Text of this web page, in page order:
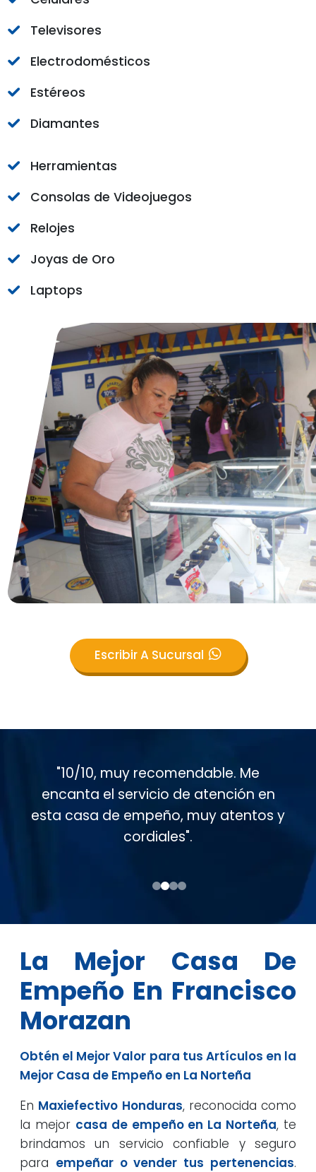
Televisores
Electrodomésticos
Estéreos
Diamantes
Herramientas
Consolas de Videojuegos
Relojes
Joyas de Oro
Laptops
Escribir A Sucursal
"Muy buen servicio al cliente en esta
casa de empeño, muy atentos
conmigo. Soy cliente desde hace casi
15 años".
La Mejor Casa De
Empeño En Francisco
Morazan
Obtén el Mejor Valor para tus Artículos en la
Mejor Casa de Empeño en La Norteña
En Maxiefectivo Honduras, reconocida como
la mejor casa de empeño en La Norteña, te
brindamos un servicio confiable y seguro
para empeñar o vender tus pertenencias.